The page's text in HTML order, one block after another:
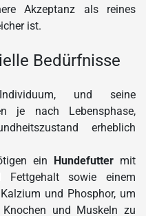
Akzeptanz als reines
ist.
Bedürfnisse
und seine
je nach Lebensphase,
erheblich
ein Hundefuttermit
Fettgehalt sowie einem
und Phosphor, um
und Muskeln zu